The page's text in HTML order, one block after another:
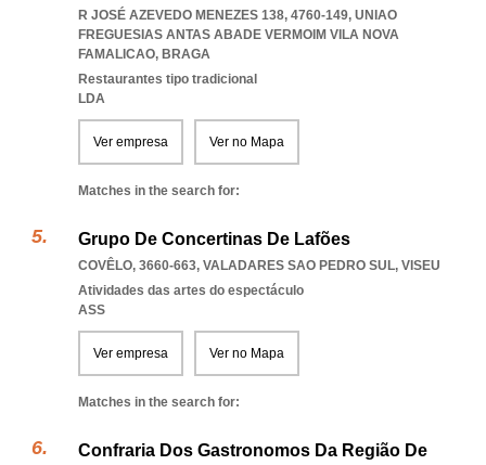
R JOSÉ AZEVEDO MENEZES 138, 4760-149, UNIAO
FREGUESIAS ANTAS ABADE VERMOIM VILA NOVA
FAMALICAO, BRAGA
Restaurantes tipo tradicional
LDA
Ver empresa Ver no Mapa
Matches in the search for:
Grupo De Concertinas De Lafões
COVÊLO, 3660-663, VALADARES SAO PEDRO SUL, VISEU
Atividades das artes do espectáculo
ASS
Ver empresa Ver no Mapa
Matches in the search for:
Confraria Dos Gastronomos Da Região De